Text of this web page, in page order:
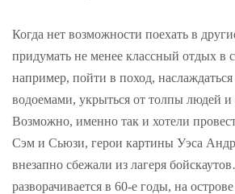
Когда нет возможности поехать в
придумать не менее классный отдых в
например, пойти в поход,
водоемами, укрыться от толпы людей и
Возможно, именно так и хотели
Сэм и Сьюзи, герои картины Уэса
внезапно сбежали из лагеря
разворачивается в 60-е годы, на